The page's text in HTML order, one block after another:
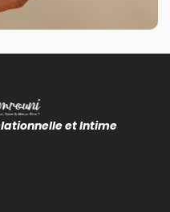
et Intime